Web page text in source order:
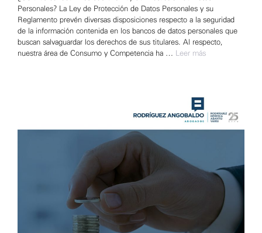
Personales? La Ley de Protección de Datos Personales y su
Reglamento prevén diversas disposiciones respecto a la seguridad
de la información contenida en los bancos de datos personales que
buscan salvaguardar los derechos de sus titulares. Al respecto,
nuestra área de Consumo y Competencia ha …
Leer más